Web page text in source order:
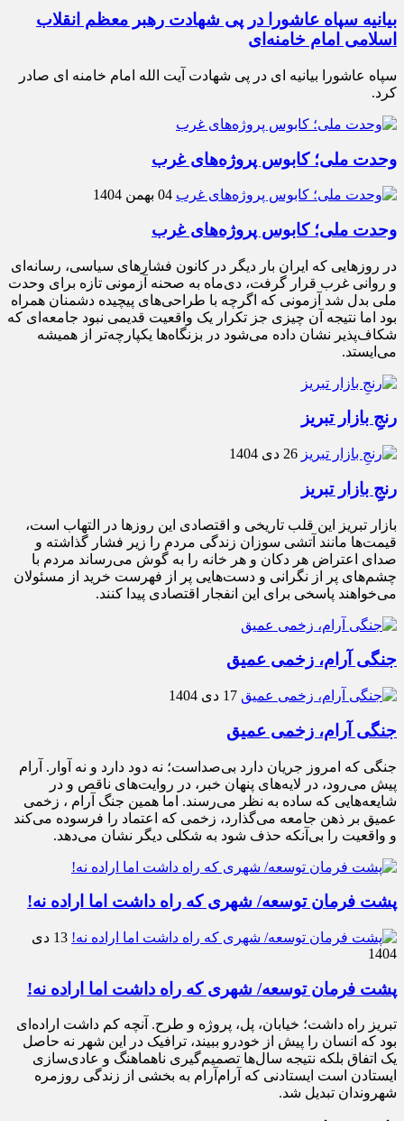
بیانیه سپاه عاشورا در پی شهادت رهبر معظم انقلاب
اسلامی امام خامنه‌ای
سپاه عاشورا بیانیه ای در پی شهادت آیت الله امام خامنه ای صادر
کرد.
وحدت ملی؛ کابوس پروژه‌های غرب
04 بهمن 1404
وحدت ملی؛ کابوس پروژه‌های غرب
در روزهایی که ایران بار دیگر در کانون فشارهای سیاسی، رسانه‌ای
و روانی غرب قرار گرفت، دی‌ماه به صحنه آزمونی تازه برای وحدت
ملی بدل شد آزمونی که اگرچه با طراحی‌های پیچیده دشمنان همراه
بود اما نتیجه آن چیزی جز تکرار یک واقعیت قدیمی نبود جامعه‌ای که
شکاف‌پذیر نشان داده می‌شود در بزنگاه‌ها یکپارچه‌تر از همیشه
می‌ایستد.
رنجِ بازار تبریز
26 دی 1404
رنجِ بازار تبریز
بازار تبریز این قلب تاریخی و اقتصادی این روزها در التهاب است،
قیمت‌ها مانند آتشی سوزان زندگی مردم را زیر فشار گذاشته و
صدای اعتراض هر دکان و هر خانه را به گوش می‌رساند مردم با
چشم‌های پر از نگرانی و دست‌هایی پر از فهرست خرید از مسئولان
می‌خواهند پاسخی برای این انفجار اقتصادی پیدا کنند.
جنگی آرام، زخمی عمیق
17 دی 1404
جنگی آرام، زخمی عمیق
جنگی که امروز جریان دارد بی‌صداست؛ نه دود دارد و نه آوار. آرام
پیش می‌رود، در لایه‌های پنهان خبر، در روایت‌های ناقص و در
شایعه‌هایی که ساده به نظر می‌رسند. اما همین جنگ آرام ، زخمی
عمیق بر ذهن جامعه می‌گذارد، زخمی که اعتماد را فرسوده می‌کند
و واقعیت را بی‌آنکه حذف شود به شکلی دیگر نشان می‌دهد.
پشت فرمان توسعه/ شهری که راه داشت اما اراده نه!
13 دی
1404
پشت فرمان توسعه/ شهری که راه داشت اما اراده نه!
تبریز راه داشت؛ خیابان، پل، پروژه و طرح. آنچه کم داشت اراده‌ای
بود که انسان را پیش از خودرو ببیند، ترافیک در این شهر نه حاصل
یک اتفاق بلکه نتیجه سال‌ها تصمیم‌گیری ناهماهنگ و عادی‌سازی
ایستادن است ایستادنی که آرام‌آرام به بخشی از زندگی روزمره
شهروندان تبدیل شد.